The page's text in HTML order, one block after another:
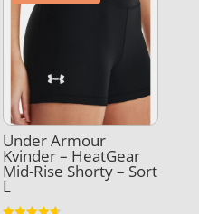
Under Armour
Kvinder – HeatGear
Mid-Rise Shorty – Sort
L